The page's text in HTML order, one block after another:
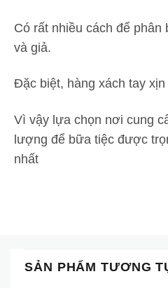
Có rất nhiều cách để phân
và giả.
Đặc biệt, hàng xách tay
Vì vậy lựa chọn nơi cung
lượng để bữa tiệc được
nhất
SẢN PHẨM TƯƠNG